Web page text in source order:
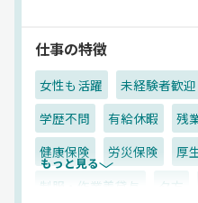
仕事の特徴
女性も活躍 未経験者歓迎
学歴不問
有給休暇 残
健康保険
労災保険 厚
制服・作業着貸与
夕方
もっと見る